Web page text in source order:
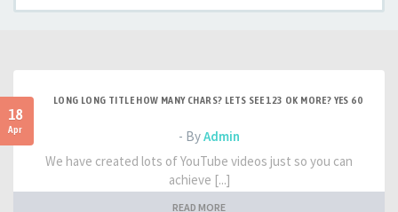
18
Apr
LONG LONG TITLE HOW MANY CHARS? LETS SEE 123 OK MORE? YES 60
- ByAdmin
We have created lots of YouTube videos just so you can
achieve [...]
READ MORE